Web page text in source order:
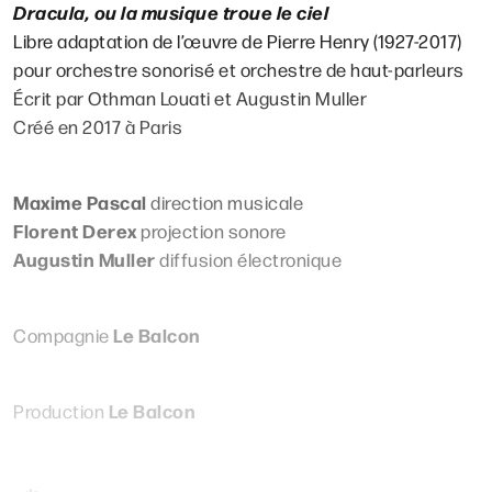
La presse en parle :
« L’orchestre hors norme de Maxime Pascal se rit des
codes du concert et chahute le répertoire. […] Et le
résultat est saisissant de puissance et d’expressivité. »
« Un terrible orchestre sanguin dialogue avec des
bandes-son électroniques pleines de mordant. »
Charles Arden,Olyrix
Frédéric Norac,Musicologie.org
Dracula, ou la musique troue le ciel
Libre adaptation de l’œuvre de Pierre Henry (1927-2017)
pour orchestre sonorisé et orchestre de haut-parleurs
Écrit par Othman Louati et Augustin Muller
Créé en 2017 à Paris
Maxime Pascaldirection musicale
Florent Derexprojection sonore
Augustin Mullerdiffusion électronique
CompagnieLe Balcon
Production Le Balcon